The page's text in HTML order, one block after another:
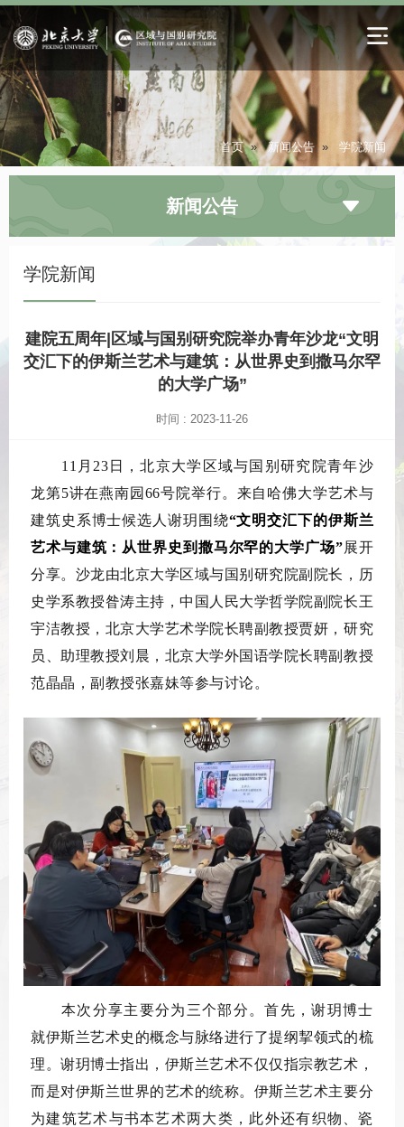
首页 » 新闻公告 » 学院新闻
新闻公告
学院新闻
建院五周年|区域与国别研究院举办青年沙龙“文明
交汇下的伊斯兰艺术与建筑：从世界史到撒马尔罕
的大学广场”
时间 : 2023-11-26
11 月 23 日，北京大学区域与国别研究院青年沙
龙第5讲在燕南园 66号院举行。来自哈佛大学艺术与
建筑史系博士候选人谢玥围绕“文明交汇下的伊斯兰
艺术与建筑：从世界史到撒马尔罕的大学广场”展开
分享。沙龙由北京大学区域与国别研究院副院长，历
史学系教授昝涛主持，中国人民大学哲学院副院长王
宇洁教授，北京大学艺术学院长聘副教授贾妍，研究
员、助理教授刘晨，北京大学外国语学院长聘副教授
范晶晶，副教授张嘉妹等参与讨论。
本次分享主要分为三个部分。首先，谢玥博士
就伊斯兰艺术史的概念与脉络进行了提纲挈领式的梳
理。谢玥博士指出，伊斯兰艺术不仅仅指宗教艺术，
而是对伊斯兰世界的艺术的统称。伊斯兰艺术主要分
为建筑艺术与书本艺术两大类，此外还有织物、瓷